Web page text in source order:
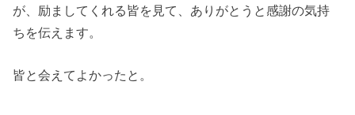
が、励ましてくれる皆を見て、ありがとうと感謝の気持
ちを伝えます。
皆と会えてよかったと。